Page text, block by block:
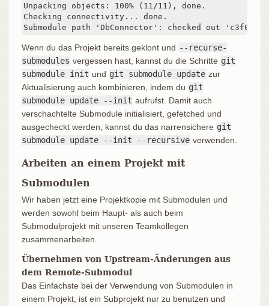
Unpacking objects: 100% (11/11), done.
Checking connectivity... done.
Submodule path 'DbConnector': checked out
Wenn du das Projekt bereits geklont und --recurse-
submodules vergessen hast, kannst du die Schritte git
submodule init und git submodule update zur
Aktualisierung auch kombinieren, indem du git
submodule update --init aufrufst. Damit auch
verschachtelte Submodule initialisiert, gefetched und
ausgecheckt werden, kannst du das narrensichere git
submodule update --init --recursive verwenden.
Arbeiten an einem Projekt mit
Submodulen
Wir haben jetzt eine Projektkopie mit Submodulen und
werden sowohl beim Haupt- als auch beim
Submodulprojekt mit unseren Teamkollegen
zusammenarbeiten.
Übernehmen von Upstream-Änderungen aus
dem Remote-Submodul
Das Einfachste bei der Verwendung von Submodulen in
einem Projekt, ist ein Subprojekt nur zu benutzen und